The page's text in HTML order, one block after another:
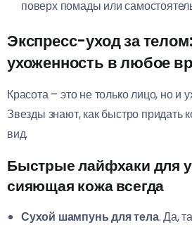
поверх помады или
Экспресс-уход за
ухоженность в любое
Красота – это не только лицо, но и
Звезды знают, как быстро придать
вид.
Быстрые лайфхаки для
сияющая кожа всегда
Сухой шампунь для тела. Да,